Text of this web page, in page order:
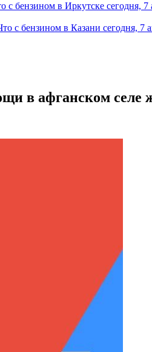
с бензином в Иркутске сегодня,
с бензином в Казани сегодня, 7
в афганском селе